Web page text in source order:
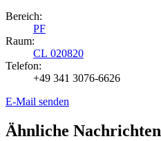
Bereich:
PF
Raum:
CL 020820
Telefon:
+49 341 3076-6626
E-Mail senden
Ähnliche Nachrichten